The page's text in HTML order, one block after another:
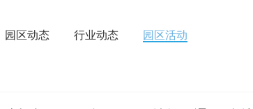
园区动态 行业动态 园区活动